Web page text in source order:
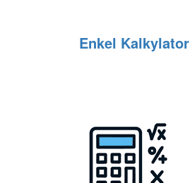
Enkel Kalkylator